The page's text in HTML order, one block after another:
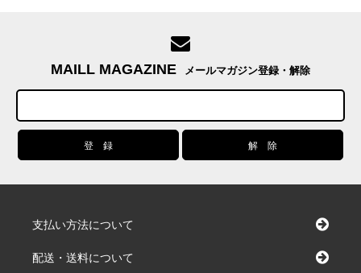
MAILL MAGAZINE メールマガジン登録・解除
支払い方法について
配送・送料について